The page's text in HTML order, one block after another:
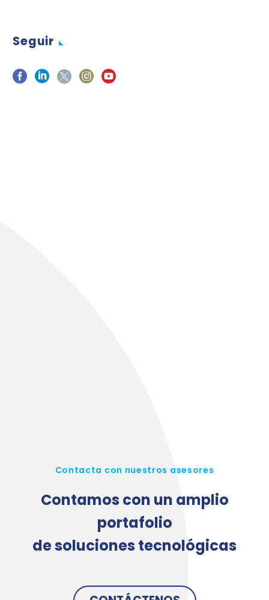
Seguir
Contacta con nuestros asesores
Contamos con un amplio
portafolio
de soluciones tecnológicas